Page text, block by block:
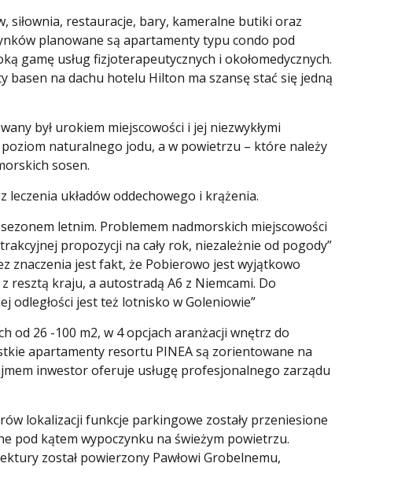
siłownia, restauracje, bary, kameralne butiki oraz
planowane są apartamenty typu condo pod
gamę usług fizjoterapeutycznych i okołomedycznych.
na dachu hotelu Hilton ma szansę stać się jedną
był urokiem miejscowości i jej niezwykłymi
naturalnego jodu, a w powietrzu – które należy
sosen.
układów oddechowego i krążenia.
letnim. Problemem nadmorskich miejscowości
propozycji na cały rok, niezależnie od pogody”
znaczenia jest fakt, że Pobierowo jest wyjątkowo
resztą kraju, a autostradą A6 z Niemcami. Do
odległości jest też lotnisko w Goleniowie”
od 26 -100 m2, w 4 opcjach aranżacji wnętrz do
apartamenty resortu PINEA są zorientowane na
inwestor oferuje usługę profesjonalnego zarządu
lokalizacji funkcje parkingowe zostały przeniesione
pod kątem wypoczynku na świeżym powietrzu.
został powierzony Pawłowi Grobelnemu,